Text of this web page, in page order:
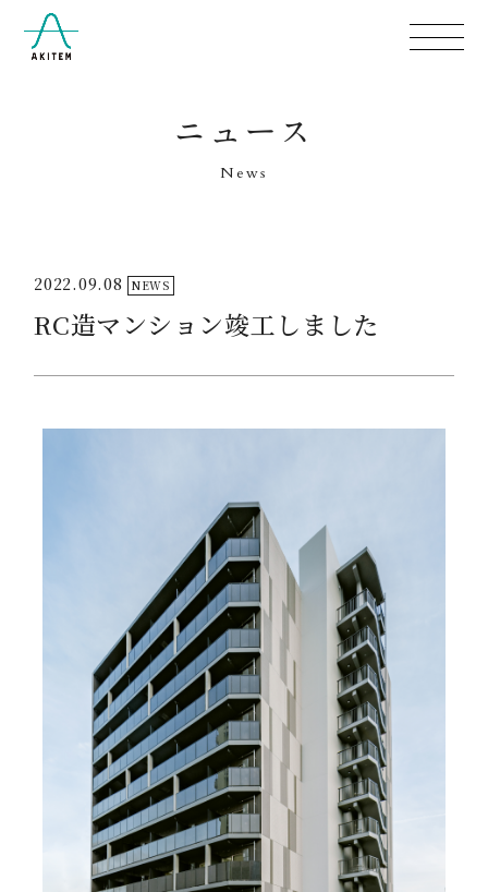
ニュース
News
2022.09.08 NEWS
RC造マンション竣工しました